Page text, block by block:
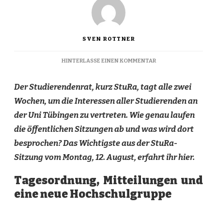
SVEN ROTTNER
HINTERLASSE EINEN KOMMENTARZU
VOM
12.
AUGUST
2019
Der Studierendenrat, kurz StuRa, tagt alle zwei
Wochen, um die Interessen aller Studierenden an
der Uni Tübingen zu vertreten. Wie genau laufen
die öffentlichen Sitzungen ab und was wird dort
besprochen? Das Wichtigste aus der StuRa-
Sitzung vom Montag, 12. August, erfahrt ihr hier.
Tagesordnung, Mitteilungen und
eine neue Hochschulgruppe